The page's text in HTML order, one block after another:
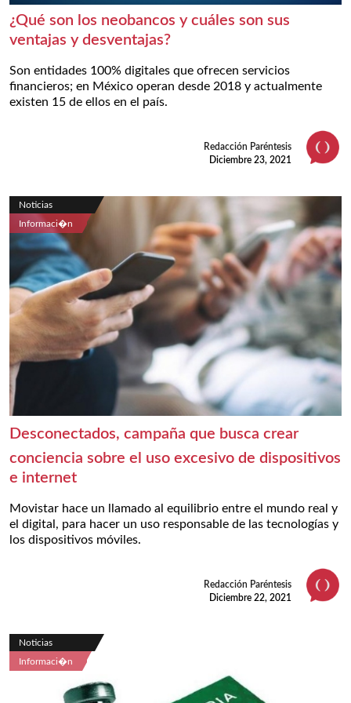
¿Qué son los neobancos y cuáles son sus
ventajas y desventajas?
Son entidades 100% digitales que ofrecen servicios
financieros; en México operan desde 2018 y actualmente
existen 15 de ellos en el país.
Redacción Paréntesis
Diciembre 23, 2021
Noticias
Informaci�n
Desconectados, campaña que busca crear
conciencia sobre el uso excesivo de dispositivos
e internet
Movistar hace un llamado al equilibrio entre el mundo real y
el digital, para hacer un uso responsable de las tecnologías y
los dispositivos móviles.
Redacción Paréntesis
Diciembre 22, 2021
Noticias
Informaci�n